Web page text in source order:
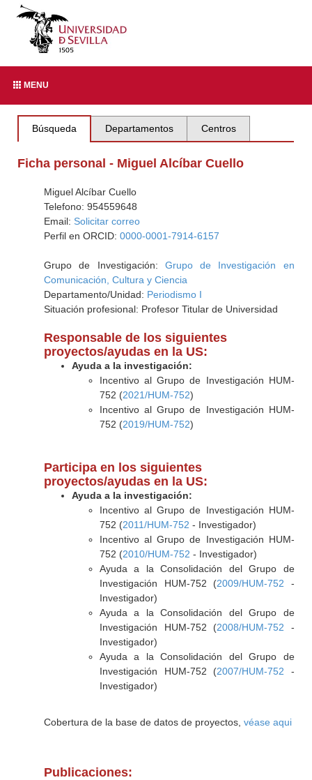
MENU
Búsqueda Departamentos Centros
Ficha personal - Miguel Alcíbar Cuello
Miguel Alcíbar Cuello
Telefono: 954559648
Email: Solicitar correo
Perfil en ORCID: 0000-0001-7914-6157
Grupo de Investigación: Grupo de Investigación en
Comunicación, Cultura y Ciencia
Departamento/Unidad: Periodismo I
Situación profesional: Profesor Titular de Universidad
Responsable de los siguientes
proyectos/ayudas en la US:
Ayuda a la investigación:
Incentivo al Grupo de Investigación HUM-
752 (2021/HUM-752)
Incentivo al Grupo de Investigación HUM-
752 (2019/HUM-752)
Participa en los siguientes
proyectos/ayudas en la US:
Ayuda a la investigación:
Incentivo al Grupo de Investigación HUM-
752 (2011/HUM-752 - Investigador)
Incentivo al Grupo de Investigación HUM-
752 (2010/HUM-752 - Investigador)
Ayuda a la Consolidación del Grupo de
Investigación HUM-752 (2009/HUM-752 -
Investigador)
Ayuda a la Consolidación del Grupo de
Investigación HUM-752 (2008/HUM-752 -
Investigador)
Ayuda a la Consolidación del Grupo de
Investigación HUM-752 (2007/HUM-752 -
Investigador)
Cobertura de la base de datos de proyectos, véase aqui
Publicaciones: